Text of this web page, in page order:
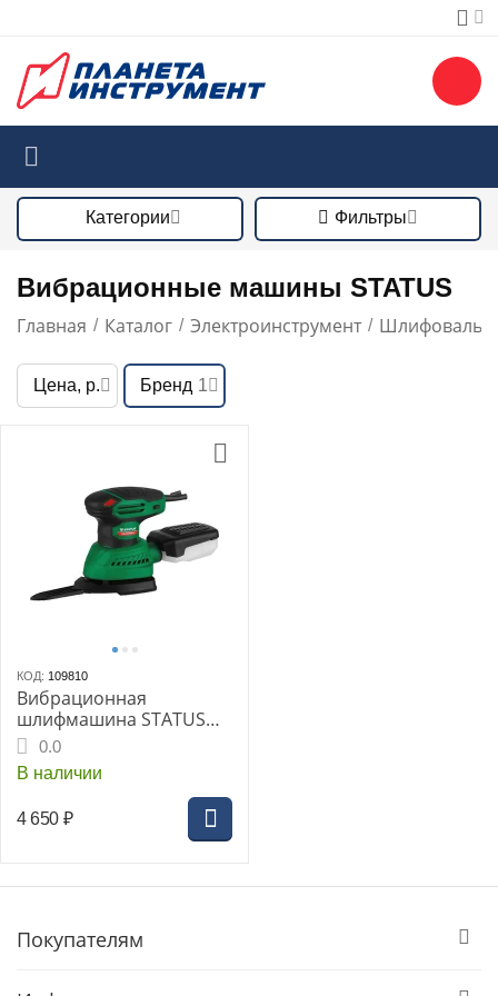
Категории Фильтры
Вибрационные машины STATUS
Главная / Каталог / Электроинструмент /
Цена, р. Бренд 1
КОД: 109810
Вибрационная
шлифмашина STATUS
XS2-125E, 300Вт
0.0
В наличии
4 650 ₽
Покупателям